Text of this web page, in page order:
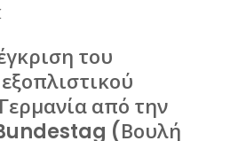
του
από την
(Βουλή